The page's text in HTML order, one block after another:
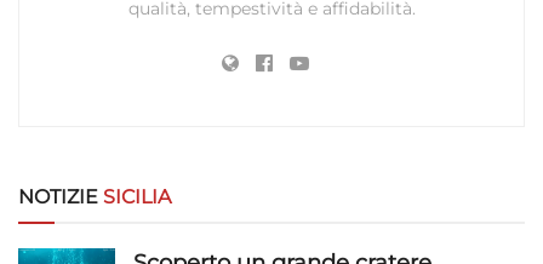
Riconoscere i dispositivi in base a informazioni
rilevare frodi, correggere errori, Erogare
qualità, tempestività e affidabilità.
NOTIZIE SICILIA